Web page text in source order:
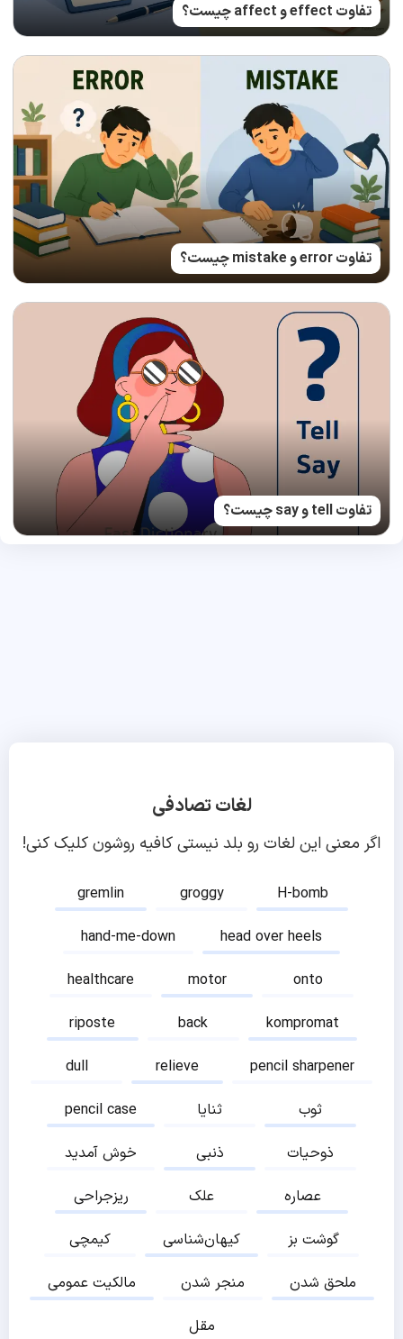
تفاوت effect و affect چیست؟
تفاوت error و mistake چیست؟
تفاوت tell و say چیست؟
لغات تصادفی
اگر معنی این لغات رو بلد نیستی کافیه روشون کلیک کنی!
gremlin groggy
H-bomb
hand-me-down
head over heels
healthcare
motor
onto
riposte
back
kompromat
dull
relieve
pencil sharpener
pencil case
ثنایا
ثوب
خوش آمدید
ذنبی
ذوحیات
ریزجراحی
علک
عصاره
کیمچی
کیهان‌شناسی
گوشت بز
مالکیت عمومی
منجر شدن
ملحق شدن
مقل